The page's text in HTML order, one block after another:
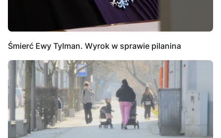
Śmierć Ewy Tylman. Wyrok w sprawie pilanina